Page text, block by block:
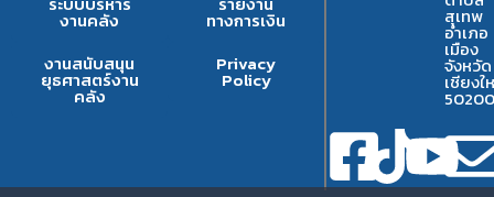
งานคลัง
งานสนับสนุน
ยุธศาสตร์งาน
คลัง
ทางการเงิน
Privacy
Policy
สุเทพ
อำเภอ
เมือง
จังหวัด
เชียงใ
50200